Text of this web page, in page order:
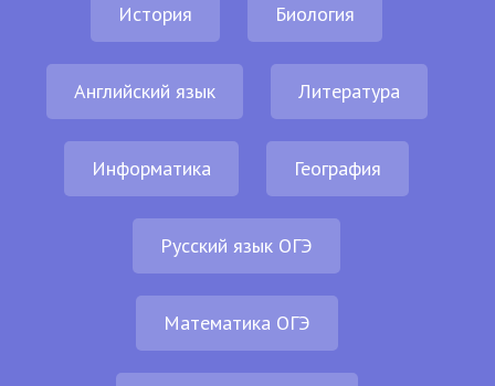
История Биология
Английский язык Литература
Информатика География
Русский язык ОГЭ
Математика ОГЭ